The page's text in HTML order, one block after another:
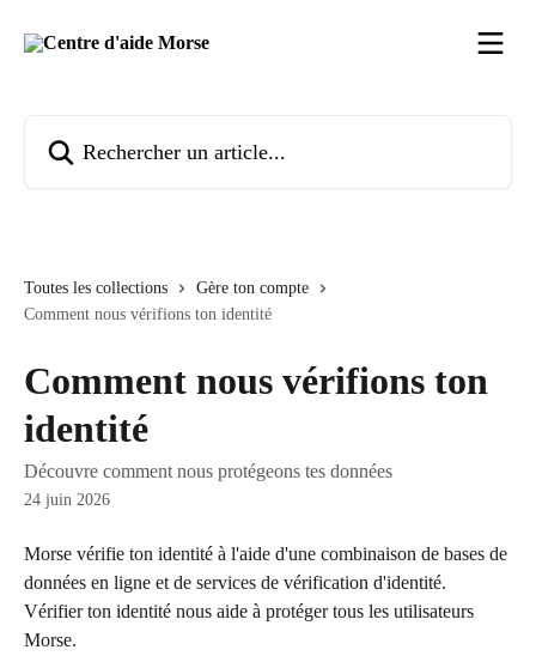
Toutes les collections
Gère ton compte
Comment nous vérifions ton identité
Comment nous vérifions ton
identité
Découvre comment nous protégeons tes données
24 juin 2026
Morse vérifie ton identité à l'aide d'une combinaison de bases de
données en ligne et de services de vérification d'identité.
Vérifier ton identité nous aide à protéger tous les utilisateurs
Morse.